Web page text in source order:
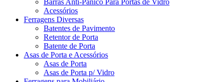
Barras Anti-Pânico Para Portas de Vidro
Acessórios
Ferragens Diversas
Batentes de Pavimento
Retentor de Porta
Batente de Porta
Asas de Porta e Acessórios
Asas de Porta
Asas de Porta p/ Vidro